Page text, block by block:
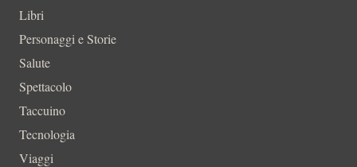
Libri
Personaggi e Storie
Salute
Spettacolo
Taccuino
Tecnologia
Viaggi